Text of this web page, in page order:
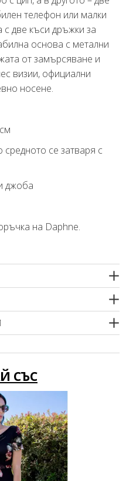
телефон или малки
с две къси дръжки за
основа с метални
от замърсяване и
визии, официални
носене.
средното се затваря с
джоба
на Daphne.
СЪС